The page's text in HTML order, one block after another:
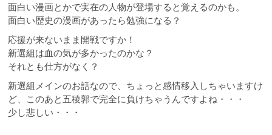
面白い漫画とかで実在の人物が登場すると覚えるのかも。
面白い歴史の漫画があったら勉強になる？
応援が来ないまま開戦ですか！
新選組は血の気が多かったのかな？
それとも仕方がなく？
新選組メインのお話なので、ちょっと感情移入しちゃいますけ
ど、このあと五稜郭で完全に負けちゃうんですよね・・・
少し悲しい・・・